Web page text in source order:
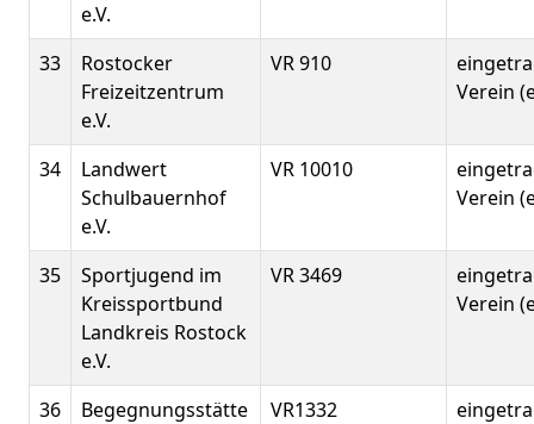
e.V.
33
Rostocker
Freizeitzentrum
e.V.
VR 910
Verein
34
Landwert
Schulbauernhof
e.V.
VR 10010
Verein
35
Sportjugend im
Kreissportbund
Landkreis Rostock
e.V.
VR 3469
Verein
36
Begegnungsstätte
VR1332